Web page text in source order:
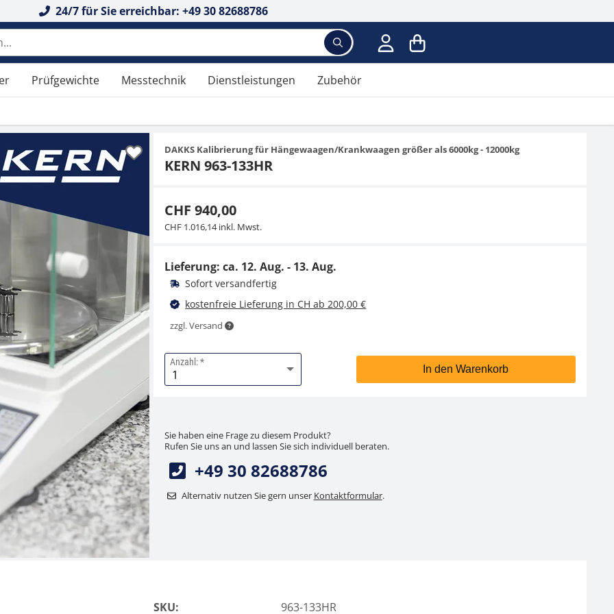
24/7 für Sie erreichbar: +49 30 82688786
Prüfgewichte Messtechnik Dienstleistungen Zubehör
DAKKS Kalibrierung für Hängewaagen/Krankwaagen größer als 6000kg - 12000kg
KERN 963-133HR
CHF 940,00
CHF 1.016,14 inkl. Mwst.
Lieferung: ca. 12. Aug. - 13. Aug.
Sofort versandfertig
kostenfreie Lieferung in CH ab 200,00 €
zzgl. Versand
Anzahl:
In den Warenkorb
Sie haben eine Frage zu diesem Produkt?
Rufen Sie uns an und lassen Sie sich individuell beraten.
+49 30 82688786
Alternativ nutzen Sie gern unser Kontaktformular.
SKU: 963-133HR